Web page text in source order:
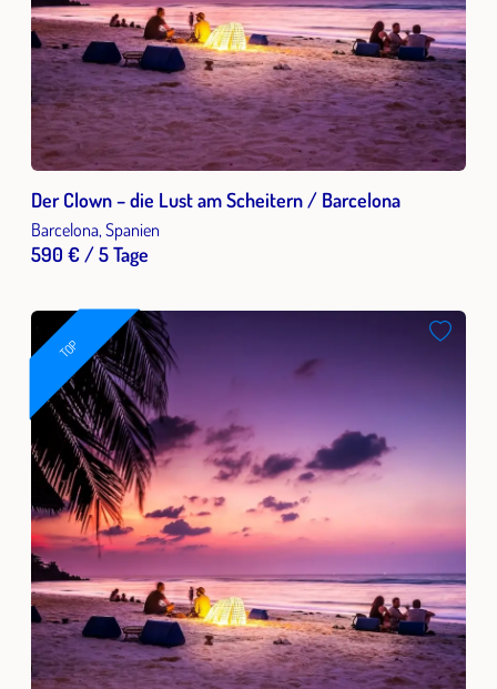
Der Clown – die Lust am Scheitern / Barcelona
Barcelona, Spanien
590 € / 5 Tage
TOP